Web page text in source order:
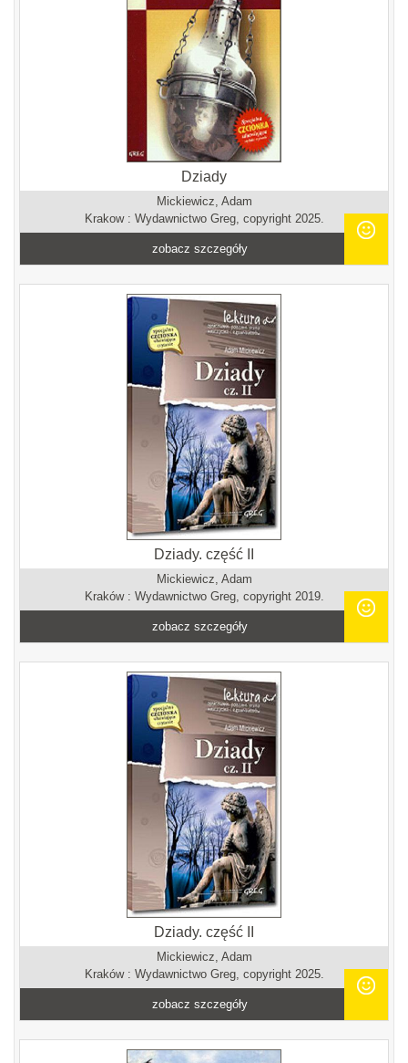
Dziady
Mickiewicz, Adam
Krakow : Wydawnictwo Greg, copyright 2025.
zobacz szczegóły
Dziady. część II
Mickiewicz, Adam
Kraków : Wydawnictwo Greg, copyright 2019.
zobacz szczegóły
Dziady. część II
Mickiewicz, Adam
Kraków : Wydawnictwo Greg, copyright 2025.
zobacz szczegóły